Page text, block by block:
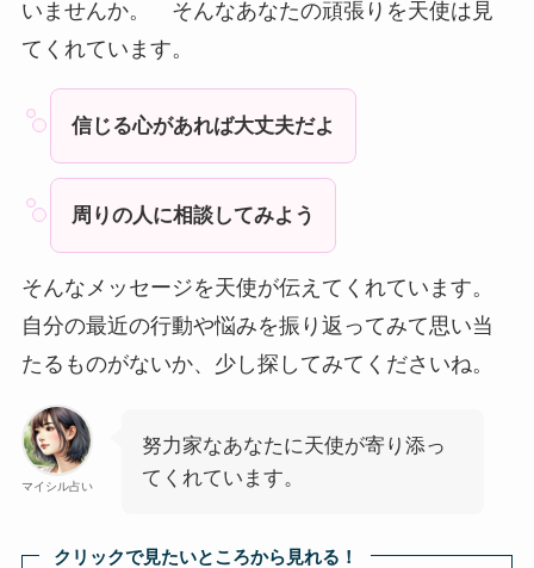
いませんか。 そんなあなたの頑張りを天使は見
てくれています。
信じる心があれば大丈夫だよ
周りの人に相談してみよう
そんなメッセージを天使が伝えてくれています。
自分の最近の行動や悩みを振り返ってみて思い当
たるものがないか、少し探してみてくださいね。
マイシル占い
努力家なあなたに天使が寄り添っ
てくれています。
クリックで見たいところから見れる！